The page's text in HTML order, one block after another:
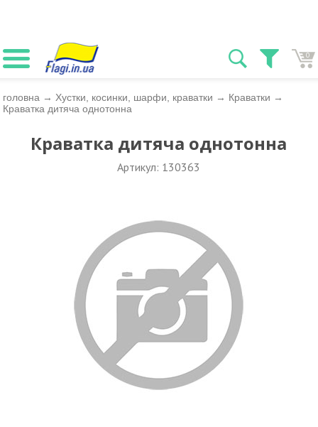
0
головна → Хустки, косинки, шарфи, краватки → Краватки →
Краватка дитяча однотонна
Краватка дитяча однотонна
Артикул: 130363